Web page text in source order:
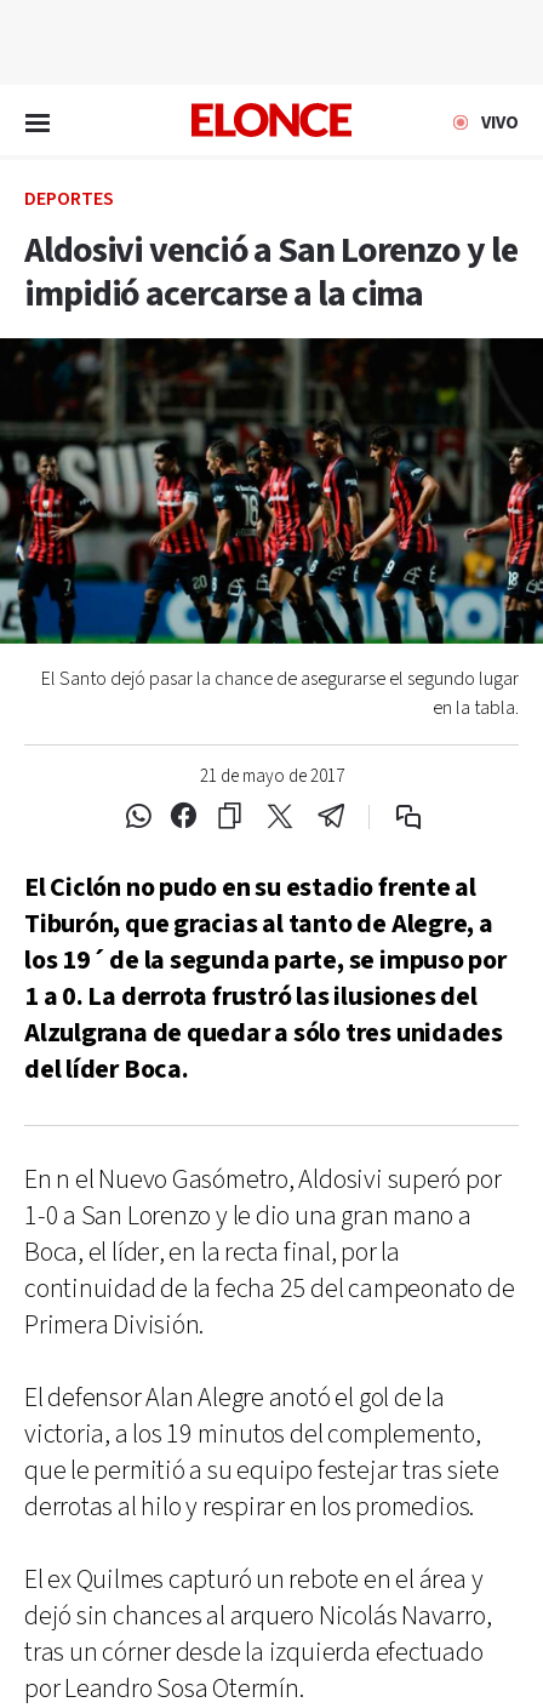
VIVO
DEPORTES
Aldosivi venció a San Lorenzo y le
impidió acercarse a la cima
21 de mayo de 2017
El Santo dejó pasar la chance de asegurarse el segundo lugar
en la tabla.
El Ciclón no pudo en su estadio frente al
Tiburón, que gracias al tanto de Alegre, a
los 19´ de la segunda parte, se impuso por
1 a 0. La derrota frustró las ilusiones del
Alzulgrana de quedar a sólo tres unidades
del líder Boca.
En n el Nuevo Gasómetro, Aldosivi superó por
1-0 a San Lorenzo y le dio una gran mano a
Boca, el líder, en la recta final, por la
continuidad de la fecha 25 del campeonato de
Primera División.
El defensor Alan Alegre anotó el gol de la
victoria, a los 19 minutos del complemento,
que le permitió a su equipo festejar tras siete
derrotas al hilo y respirar en los promedios.
El ex Quilmes capturó un rebote en el área y
dejó sin chances al arquero Nicolás Navarro,
tras un córner desde la izquierda efectuado
por Leandro Sosa Otermín.